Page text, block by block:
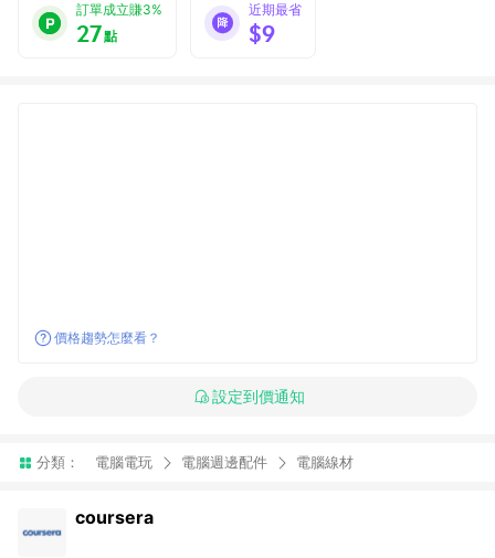
訂單成立賺3%
27點
近期最省
$9
價格趨勢怎麼看？
設定到價通知
分類： 電腦電玩 電腦週邊配件 電腦線材
coursera